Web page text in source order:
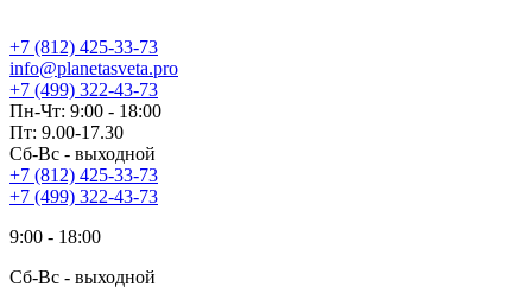
+7 (812) 425-33-73
info@planetasveta.pro
+7 (499) 322-43-73
Пн-Чт: 9:00 - 18:00
Пт: 9.00-17.30
Сб-Вс - выходной
+7 (812) 425-33-73
+7 (499) 322-43-73
9:00 - 18:00
Сб-Вс - выходной